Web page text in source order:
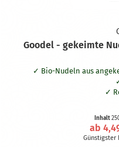
Goodel - gekeimte
Bio-Nudeln aus
Inhalt
ab
Günstigster